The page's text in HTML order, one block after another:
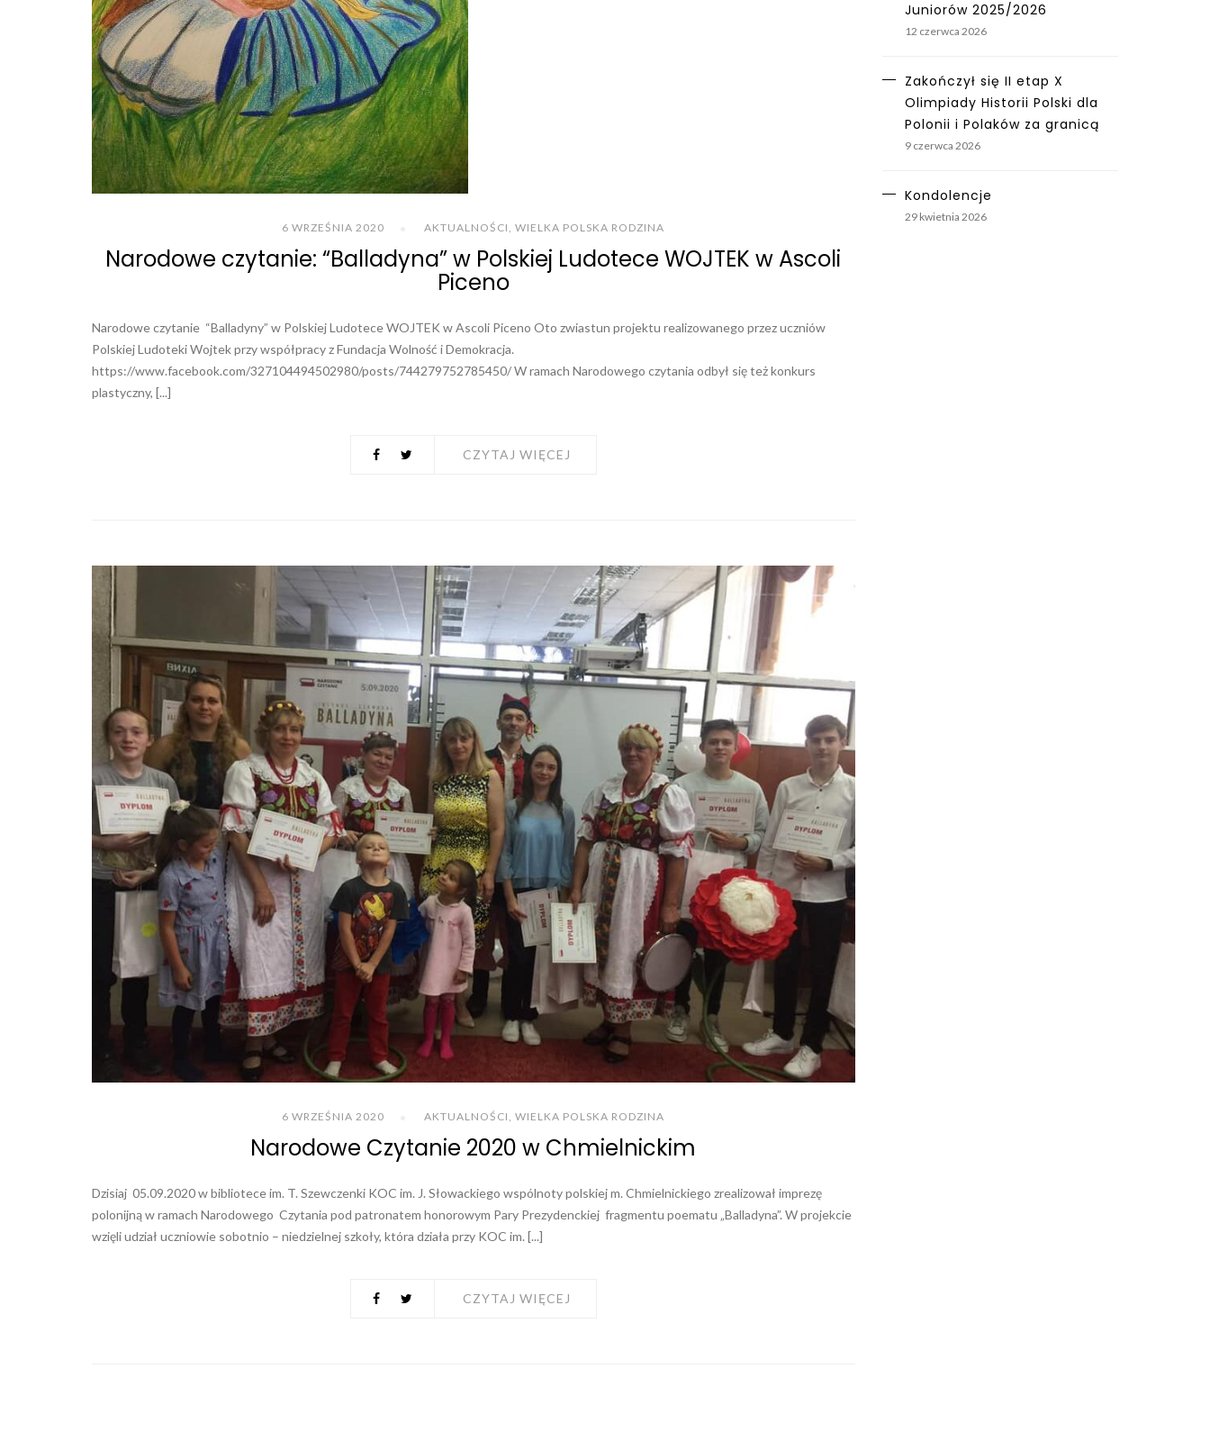
6 WRZEŚNIA 2020 AKTUALNOŚCI,WIELKA POLSKA RODZINA
Narodowe czytanie: “Balladyna” w Polskiej Ludotece WOJTEK w Ascoli
Piceno
Narodowe czytanie “Balladyny” w Polskiej Ludotece WOJTEK w Ascoli Piceno Oto zwiastun projektu realizowanego przez uczniów
Polskiej Ludoteki Wojtek przy współpracy z Fundacja Wolność i Demokracja.
https://www.facebook.com/327104494502980/posts/744279752785450/ W ramach Narodowego czytania odbył się też konkurs
plastyczny, [...]
CZYTAJ WIĘCEJ
6 WRZEŚNIA 2020 AKTUALNOŚCI,WIELKA POLSKA RODZINA
Narodowe Czytanie 2020 w Chmielnickim
Dzisiaj 05.09.2020 w bibliotece im. T. Szewczenki KOC im. J. Słowackiego wspólnoty polskiej m. Chmielnickiego zrealizował imprezę
polonijną w ramach Narodowego Czytania pod patronatem honorowym Pary Prezydenckiej fragmentu poematu „Balladyna”. W projekcie
wzięli udział uczniowie sobotnio – niedzielnej szkoły, która działa przy KOC im. [...]
CZYTAJ WIĘCEJ
Juniorów 2025/2026
12 czerwca 2026
Zakończył się II etap X
Olimpiady Historii Polski dla
Polonii i Polaków za granicą
9 czerwca 2026
Kondolencje
29 kwietnia 2026